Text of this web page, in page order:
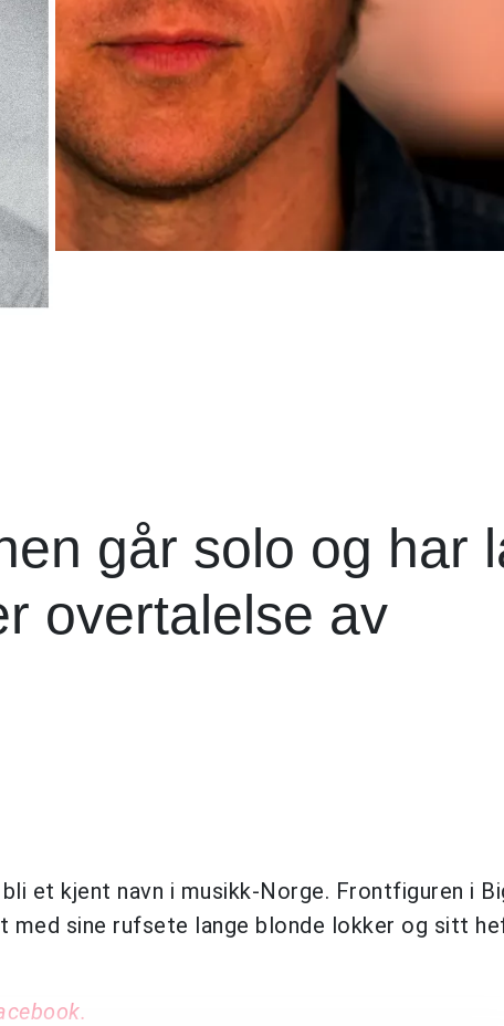
går solo og har
overtalelse av
et kjent navn i musikk-Norge. Frontfiguren i
med sine rufsete lange blonde lokker og sitt